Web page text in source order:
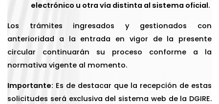
electrónico u otra vía distinta al sistema oficial.
Los trámites ingresados y gestionados con
anterioridad a la entrada en vigor de la presente
circular continuarán su proceso conforme a la
normativa vigente al momento.
Importante: Es de destacar que la recepción de estas
solicitudes será exclusiva del sistema web de la DGIRE.